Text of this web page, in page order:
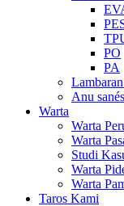
PO
PA
Anu
Warta
Warta
Warta
Studi
Warta
Warta
Taros Kami